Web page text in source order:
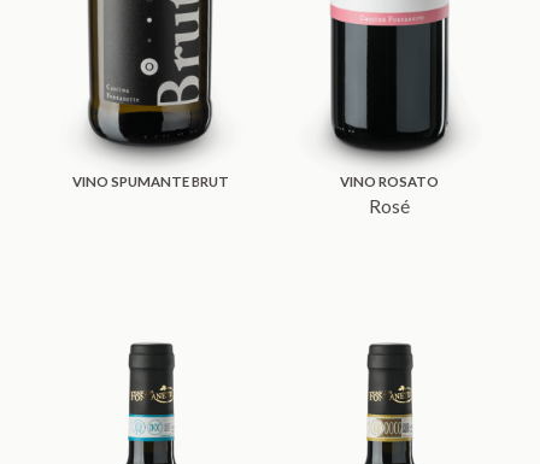
VINO SPUMANTE BRUT VINO ROSATO
Rosé